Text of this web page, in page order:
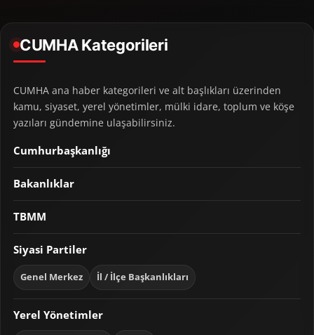
CUMHA Kategorileri
CUMHA ana haber kategorileri ve alt başlıkları üzerinden
kamu, siyaset, yerel yönetimler, mülki idare, toplum ve köşe
yazıları gündemine ulaşabilirsiniz.
Cumhurbaşkanlığı
Bakanlıklar
TBMM
Siyasi Partiler
Genel Merkez İl / İlçe Başkanlıkları
Yerel Yönetimler